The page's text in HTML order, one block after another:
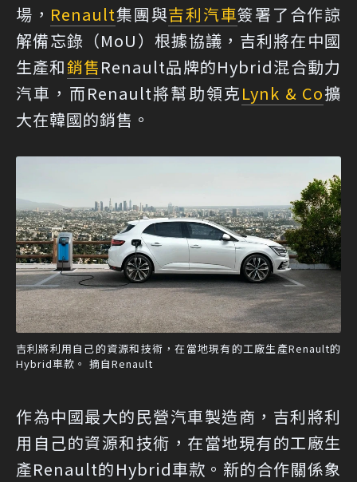
場， Renault集團與吉利汽車簽署了合作諒
解備忘錄（MoU）根據協議，吉利將在中國
生產和銷售Renault品牌的Hybrid混合動力
汽車，而Renault將幫助領克Lynk & Co擴
大在韓國的銷售。
吉利將利用自己的資源和技術，在當地現有的工廠生產Renault的
Hybrid車款。 摘自Renault
作為中國最大的民營汽車製造商，吉利將利
用自己的資源和技術，在當地現有的工廠生
產Renault的Hybrid車款。新的合作關係象